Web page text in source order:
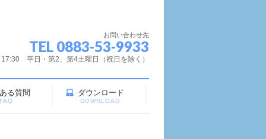
お問い合わせ先
TEL 0883-53-9933
平日・第2、第4土曜日（祝日を除く）
る質問
FAQ
ダウンロード
DOWNLOAD